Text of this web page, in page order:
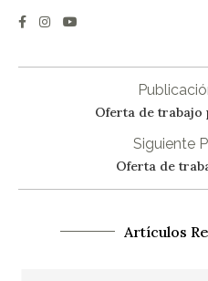
Oferta de trabajo
Siguiente
Oferta de
Artículos